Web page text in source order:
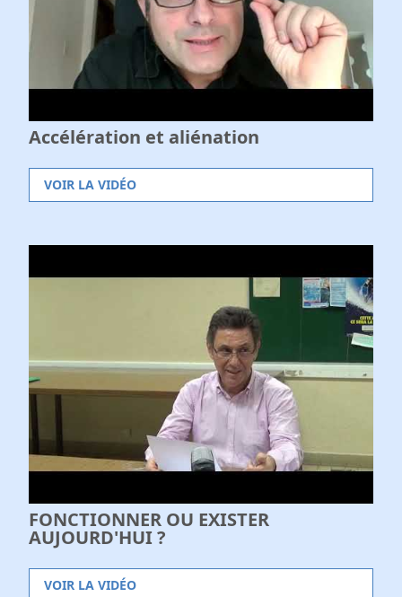
Accélération et aliénation
VOIR LA VIDÉO
FONCTIONNER OU EXISTER
AUJOURD'HUI ?
VOIR LA VIDÉO